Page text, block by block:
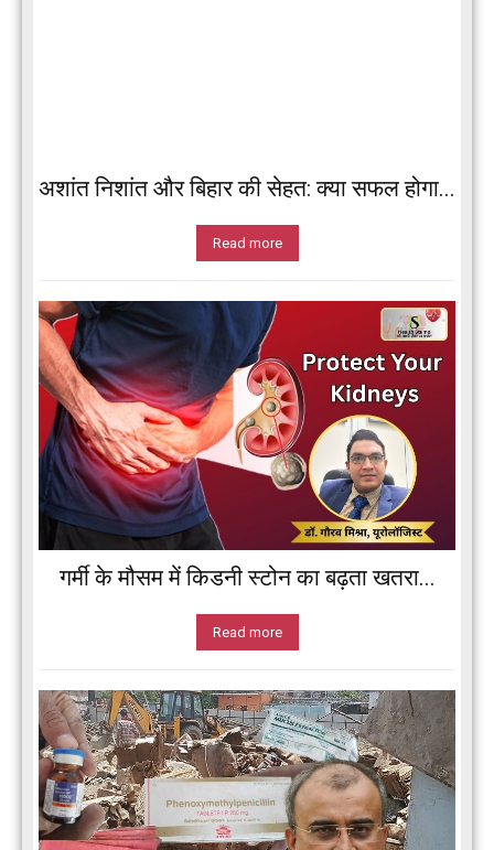
अशांत निशांत और बिहार की सेहत: क्या सफल होगा...
Read more
गर्मी के मौसम में किडनी स्टोन का बढ़ता खतरा...
Read more